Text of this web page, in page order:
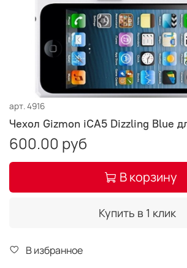
арт.4916
Чехол Gizmon iCA5 Dizzling Blue
600.00 руб
В корзину
Купить в 1 клик
В избранное